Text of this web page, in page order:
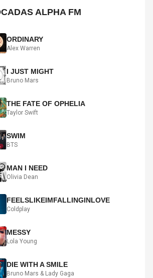
ALPHA FM
ORDINARY
Alex Warren
I JUST MIGHT
Bruno Mars
THE FATE OF OPHELIA
Taylor Swift
SWIM
BTS
MAN I NEED
Olivia Dean
FEELSLIKEIMFALLINGINLOVE
Coldplay
MESSY
Lola Young
DIE WITH A SMILE
Bruno Mars & Lady Gaga